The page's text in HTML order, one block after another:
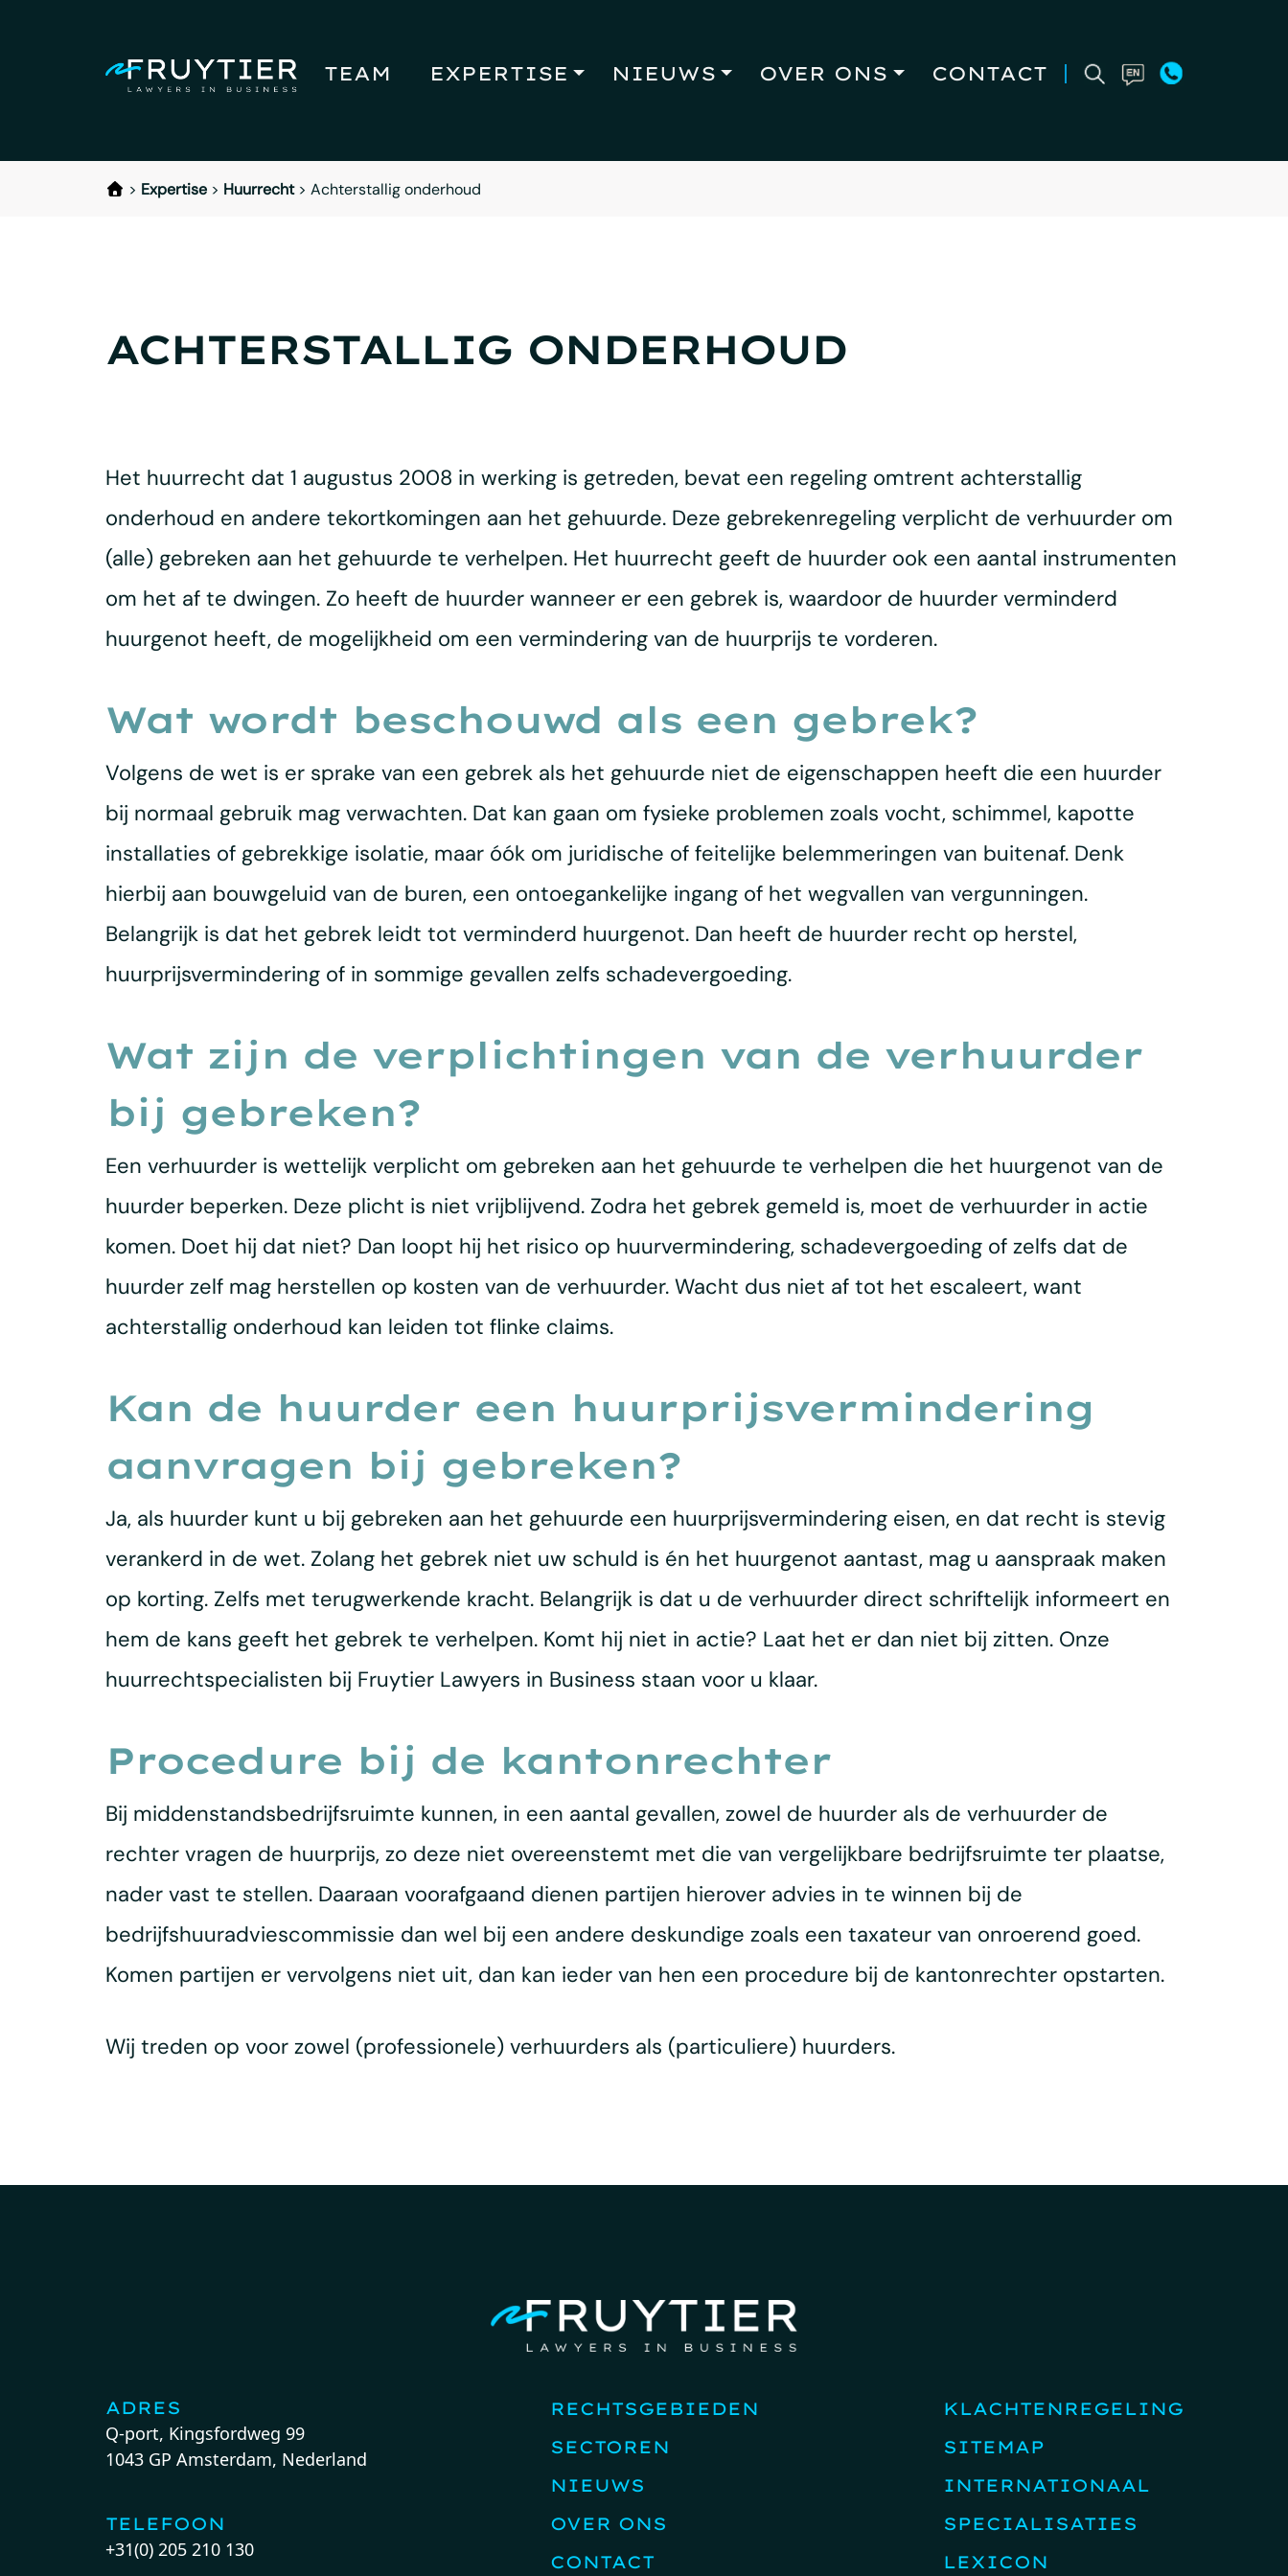
TEAM EXPERTISE NIEUWS OVER ONS CONTACT
> Expertise> Huurrecht> Achterstallig onderhoud
ACHTERSTALLIG ONDERHOUD
Het huurrecht dat 1 augustus 2008 in werking is getreden, bevat een regeling omtrent achterstallig
onderhoud en andere tekortkomingen aan het gehuurde. Deze gebrekenregeling verplicht de verhuurder om
(alle) gebreken aan het gehuurde te verhelpen. Het huurrecht geeft de huurder ook een aantal instrumenten
om het af te dwingen. Zo heeft de huurder wanneer er een gebrek is, waardoor de huurder verminderd
huurgenot heeft, de mogelijkheid om een vermindering van de huurprijs te vorderen.
Wat wordt beschouwd als een gebrek?
Volgens de wet is er sprake van een gebrek als het gehuurde niet de eigenschappen heeft die een huurder
bij normaal gebruik mag verwachten. Dat kan gaan om fysieke problemen zoals vocht, schimmel, kapotte
installaties of gebrekkige isolatie, maar óók om juridische of feitelijke belemmeringen van buitenaf. Denk
hierbij aan bouwgeluid van de buren, een ontoegankelijke ingang of het wegvallen van vergunningen.
Belangrijk is dat het gebrek leidt tot verminderd huurgenot. Dan heeft de huurder recht op herstel,
huurprijsvermindering of in sommige gevallen zelfs schadevergoeding.
Wat zijn de verplichtingen van de verhuurder
bij gebreken?
Een verhuurder is wettelijk verplicht om gebreken aan het gehuurde te verhelpen die het huurgenot van de
huurder beperken. Deze plicht is niet vrijblijvend. Zodra het gebrek gemeld is, moet de verhuurder in actie
komen. Doet hij dat niet? Dan loopt hij het risico op huurvermindering, schadevergoeding of zelfs dat de
huurder zelf mag herstellen op kosten van de verhuurder. Wacht dus niet af tot het escaleert, want
achterstallig onderhoud kan leiden tot flinke claims.
Kan de huurder een huurprijsvermindering
aanvragen bij gebreken?
Ja, als huurder kunt u bij gebreken aan het gehuurde een huurprijsvermindering eisen, en dat recht is stevig
verankerd in de wet. Zolang het gebrek niet uw schuld is én het huurgenot aantast, mag u aanspraak maken
op korting. Zelfs met terugwerkende kracht. Belangrijk is dat u de verhuurder direct schriftelijk informeert en
hem de kans geeft het gebrek te verhelpen. Komt hij niet in actie? Laat het er dan niet bij zitten. Onze
huurrechtspecialisten bij Fruytier Lawyers in Business staan voor u klaar.
Procedure bij de kantonrechter
Bij middenstandsbedrijfsruimte kunnen, in een aantal gevallen, zowel de huurder als de verhuurder de
rechter vragen de huurprijs, zo deze niet overeenstemt met die van vergelijkbare bedrijfsruimte ter plaatse,
nader vast te stellen. Daaraan voorafgaand dienen partijen hierover advies in te winnen bij de
bedrijfshuuradviescommissie dan wel bij een andere deskundige zoals een taxateur van onroerend goed.
Komen partijen er vervolgens niet uit, dan kan ieder van hen een procedure bij de kantonrechter opstarten.
Wij treden op voor zowel (professionele) verhuurders als (particuliere) huurders.
ADRES
Q-port, Kingsfordweg 99
1043 GP Amsterdam, Nederland
TELEFOON
+31(0) 205 210 130
RECHTSGEBIEDEN
SECTOREN
NIEUWS
OVER ONS
CONTACT
KLACHTENREGELING
SITEMAP
INTERNATIONAAL
SPECIALISATIES
LEXICON